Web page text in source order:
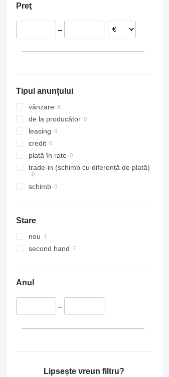
R-Class
S-Class
Unimog
Vario
Viano
Vito
Messenger
Midliner
TRM
Trafic
Zoe
FH
N-series
S-series
SD
Terberg
VM
VNL
Preţ
–
Tipul anunțului
vânzare
de la producător
leasing
credit
plată în rate
trade-in (schimb cu diferență de plată)
schimb
Stare
nou
second hand
Anul
–
Lipsește vreun filtru?